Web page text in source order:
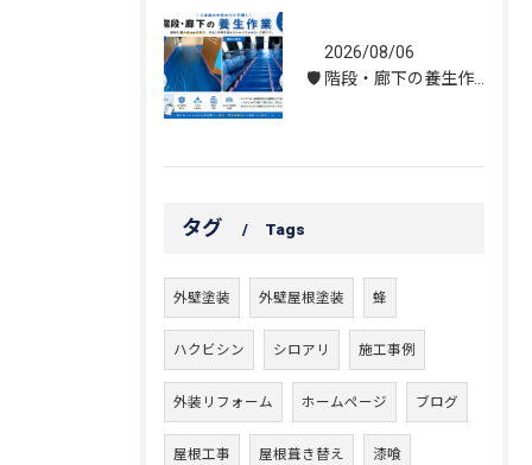
2026/08/06
🛡️ 階段・廊下の養生作業｜建物を守る丁寧な保護施工
タグ Tags
外壁塗装 外壁屋根塗装 蜂
ハクビシン シロアリ 施工事例
外装リフォーム ホームページ ブログ
屋根工事 屋根葺き替え 漆喰